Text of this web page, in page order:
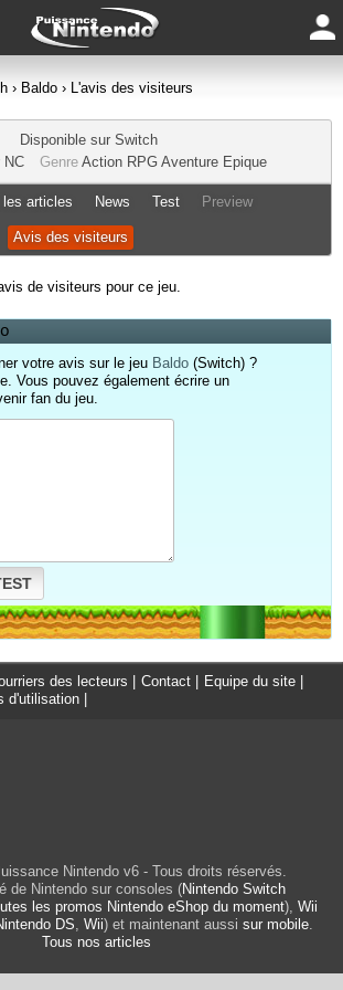
› Baldo › L'avis des visiteurs
Disponible sur Switch
NC Genre Action RPG Aventure Epique
les articles News Test Preview
Avis des visiteurs
de visiteurs pour ce jeu.
votre avis sur le jeu Baldo (Switch) ?
Vous pouvez également écrire un
fan du jeu.
des lecteurs Contact Equipe du site
d'utilisation
Nintendo v6 - Tous droits réservés.
de Nintendo sur consoles (Nintendo Switch
les promos Nintendo eShop du moment), Wii
DS, Wii) et maintenant aussi sur mobile.
Tous nos articles